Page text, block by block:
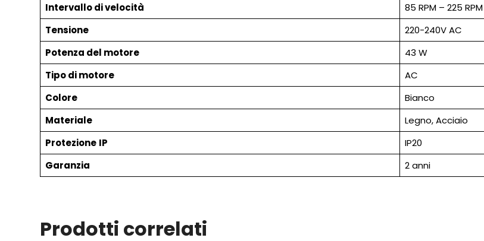
Intervallo di velocità
85 RPM – 225 RPM
Tensione
220-240V AC
Potenza del motore
43 W
Tipo di motore
AC
Colore
Bianco
Materiale
Legno, Acciaio
Protezione IP
IP20
Garanzia
2 anni
Prodotti correlati